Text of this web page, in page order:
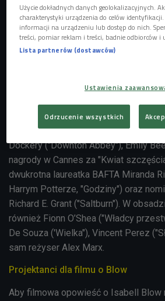
Isabella Blow w 2005 roku Foto: PAP/Photoshot
O Isabelli Blow, jednej z najbardziej
postaci branży modowej zdecydował
Marx. Na ekranie, obok Andrei
miasto tysiąca planet"), Stacy Martin
Blinders") i laureat BAFTA Ncuti Gatwa
"Doctor Who"). Na ekranie pojawią
Dockery ("Downton Abbey"), Emily
nagrody w Cannes za "Kwiat
dwukrotna laureatka BAFTA Miranda
Harrym Potterze, "Godziny") oraz
Richard E. Grant ("Saltburn"). W
również Fionn O’Shea ("Władcy
De Souza ('Wielka"), Vincent Perez
sam reżyser Alex Marx.
Projektanci dla filmu o Blow
Aby filmowa opowieść o Isabell Blow
Użycie dokładnych danych geolokalizacyjnych.
charakterystyki urządzenia do celów
informacji na urządzeniu lub dostęp do nich.
treści, pomiar reklam i treści, badnie odbiorców i
Lista partnerów (dostawców)
Ustawienia
Odrzucenie wszystkich